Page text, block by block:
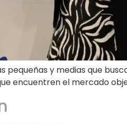
y medias que
encuentren el mercado